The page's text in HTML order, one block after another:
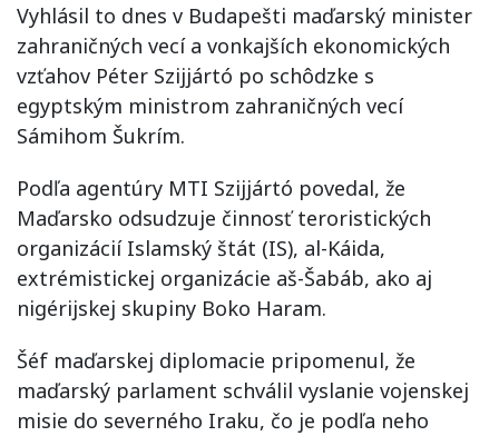
Vyhlásil to dnes v Budapešti maďarský minister
zahraničných vecí a vonkajších ekonomických
vzťahov Péter Szijjártó po schôdzke s
egyptským ministrom zahraničných vecí
Sámihom Šukrím.
Podľa agentúry MTI Szijjártó povedal, že
Maďarsko odsudzuje činnosť teroristických
organizácií Islamský štát (IS), al-Káida,
extrémistickej organizácie aš-Šabáb, ako aj
nigérijskej skupiny Boko Haram.
Šéf maďarskej diplomacie pripomenul, že
maďarský parlament schválil vyslanie vojenskej
misie do severného Iraku, čo je podľa neho